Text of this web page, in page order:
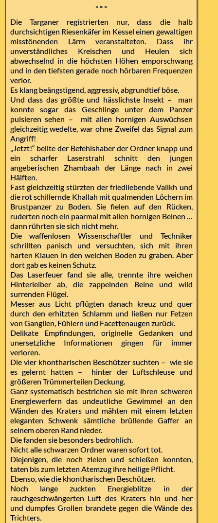
* * *
Die Targaner registrierten nur, dass die halb
durchsichtigen Riesenkäfer im Kessel einen gewaltigen
misstönenden Lärm veranstalteten. Dass ihr
unverständliches Kreischen und Heulen sich
abwechselnd in die höchsten Höhen emporschwang
und in den tiefsten gerade noch hörbaren Frequenzen
verlor.
Es klang beängstigend, aggressiv, abgrundtief böse.
Und dass das größte und hässlichste Insekt – man
konnte sogar das Geschlinge unter dem Panzer
pulsieren sehen – mit allen hornigen Auswüchsen
gleichzeitig wedelte, war ohne Zweifel das Signal zum
Angriff!
„Jetzt!“ bellte der Befehlshaber der Ordner knapp und
ein scharfer Laserstrahl schnitt den jungen
angeberischen Zhambaah der Länge nach in zwei
Hälften.
Fast gleichzeitig stürzten der friedliebende Valikh und
die rot schillernde Khallah mit qualmenden Löchern im
Brustpanzer zu Boden. Sie fielen auf den Rücken,
ruderten noch ein paarmal mit allen hornigen Beinen …
dann rührten sie sich nicht mehr.
Die waffenlosen Wissenschaftler und Techniker
schrillten panisch und versuchten, sich mit ihren
harten Klauen in den weichen Boden zu graben. Aber
dort gab es keinen Schutz.
Das Laserfeuer fand sie alle, trennte ihre weichen
Hinterleiber ab, die zappelnden Beine und wild
surrenden Flügel.
Messer aus Licht pflügten danach kreuz und quer
durch den erhitzten Schlamm und ließen nur Fetzen
von Ganglien, Fühlern und Facettenaugen zurück.
Delikate Empfindungen, originelle Gedanken und
unersetzliche Informationen gingen für immer
verloren.
Die vier khontharischen Beschützer suchten – wie sie
es gelernt hatten – hinter der Luftschleuse und
größeren Trümmerteilen Deckung.
Ganz systematisch bestrichen sie mit ihren schweren
Energiewerfern das undeutliche Gewimmel an den
Wänden des Kraters und mähten mit einem letzten
eleganten Schwenk sämtliche brüllende Gaffer an
seinem oberen Rand nieder.
Die fanden sie besonders bedrohlich.
Nicht alle schwarzen Ordner waren sofort tot.
Diejenigen, die noch zielen und schießen konnten,
taten bis zum letzten Atemzug ihre heilige Pflicht.
Ebenso, wie die khontharischen Beschützer.
Noch lange zuckten Energieblitze in der
rauchgeschwängerten Luft des Kraters hin und her
und dumpfes Grollen brandete gegen die Wände des
Trichters.